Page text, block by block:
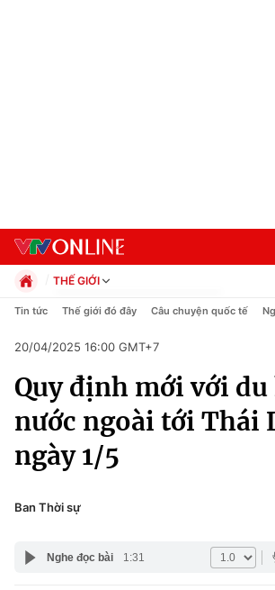
Chuyên mục
Chính trị
Xã hội
Pháp luật
Y tế
THẾ GIỚI
Chính trị
Pháp luật
Kinh tế
Thể thao
Truyền hình
Văn hóa - Giải trí
Y tế
Công nghệ
Tin tức Thế giới đó đây Câu chuyện quốc tế
20/04/2025 16:00 GMT+7
Quy định mới với
nước ngoài tới Thái
ngày 1/5
Ban Thời sự
Nghe đọc bài 1:31